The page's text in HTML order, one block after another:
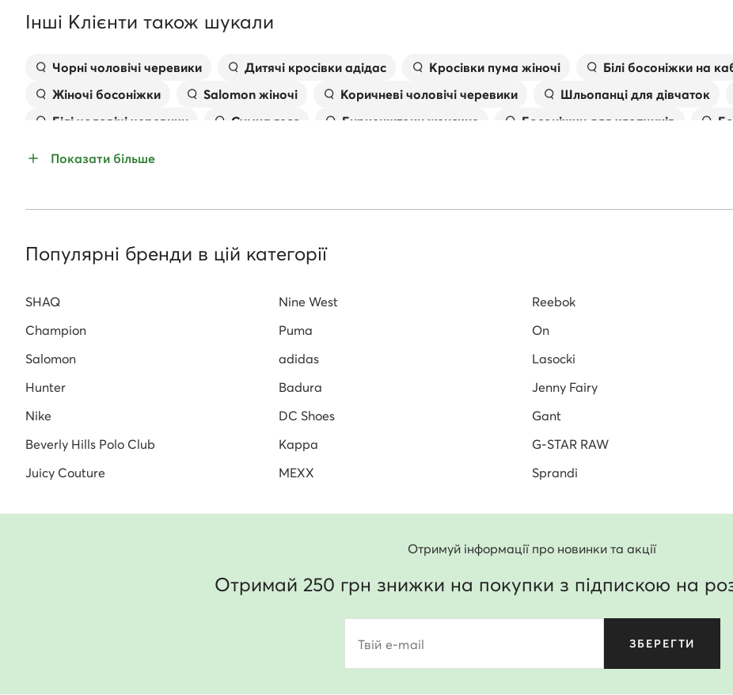
Інші Клієнти також шукали
Чорні чоловічі черевики Дитячі кросівки адідас Kросівки пума жіночі Білі босоніжки на
Жіночі босоніжки
Salomon жіночі Коричневі чоловічі черевики Шльопанці для дівчаток
Білі чоловічі черевики
Сумка гесс Биркенштоки женские Босоніжки для хлопчиків
Показати більше
Популярні бренди в цій категорії
SHAQ Nine West Reebok
Champion
Puma On
Salomon
adidas Lasocki
Hunter
Badura Jenny Fairy
Nike
DC Shoes Gant
Beverly Hills Polo Club
Kappa G-STAR RAW
Juicy Couture
MEXX Sprandi
Отримуй інформації про новинки та акції
Отримай 250 грн знижки на покупки з підпискою на
Твій e-mail ЗБЕРЕГТИ